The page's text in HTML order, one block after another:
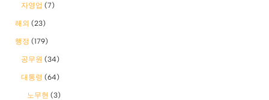
자영업 (7)
해외 (23)
행정 (179)
공무원 (34)
대통령 (64)
노무현 (3)